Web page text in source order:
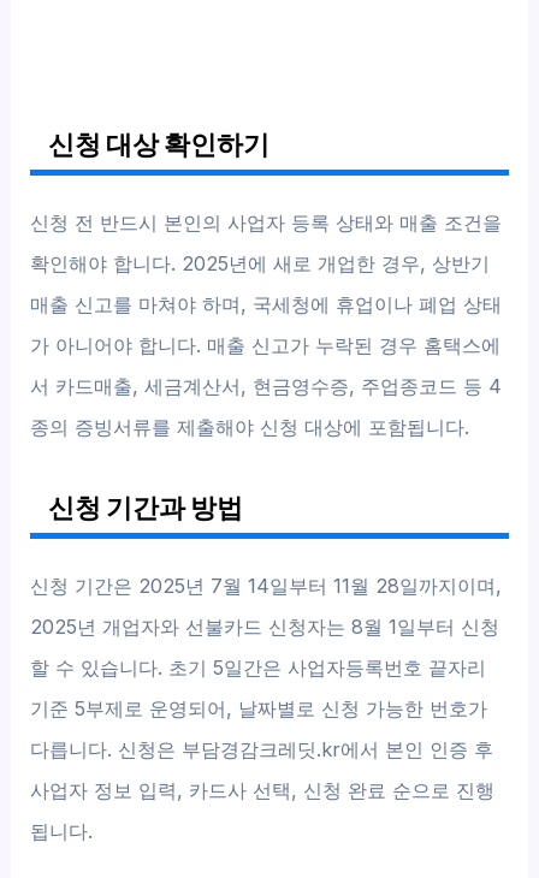
신청 대상 확인하기
신청 전 반드시 본인의 사업자 등록 상태와 매출 조건을
확인해야 합니다. 2025년에 새로 개업한 경우, 상반기
매출 신고를 마쳐야 하며, 국세청에 휴업이나 폐업 상태
가 아니어야 합니다. 매출 신고가 누락된 경우 홈택스에
서 카드매출, 세금계산서, 현금영수증, 주업종코드 등 4
종의 증빙서류를 제출해야 신청 대상에 포함됩니다.
신청 기간과 방법
신청 기간은 2025년 7월 14일부터 11월 28일까지이며,
2025년 개업자와 선불카드 신청자는 8월 1일부터 신청
할 수 있습니다. 초기 5일간은 사업자등록번호 끝자리
기준 5부제로 운영되어, 날짜별로 신청 가능한 번호가
다릅니다. 신청은 부담경감크레딧.kr에서 본인 인증 후
사업자 정보 입력, 카드사 선택, 신청 완료 순으로 진행
됩니다.